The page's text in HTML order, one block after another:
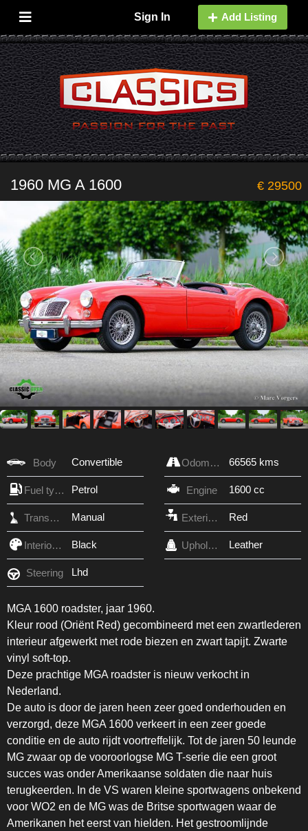
Sign In Add Listing
1960 MG A 1600 € 29500
Body Convertible Odometer 66565 kms
Fuel type Petrol Engine 1600 cc
Transmission Manual Exterior Color Red
Interior Color Black Upholstery Leather
Steering Lhd
MGA 1600 roadster, jaar 1960.
Kleur rood (Oriënt Red) gecombineerd met een zwartlederen
interieur afgewerkt met rode biezen en zwart tapijt. Zwarte
vinyl soft-top.
Deze prachtige MGA roadster is nieuw verkocht in
Nederland.
De auto is door de jaren heen zeer goed onderhouden en
verzorgd, deze MGA 1600 verkeert in een zeer goede
conditie en de auto rijdt voortreffelijk. Tot de jaren 50 leunde
MG zwaar op de vooroorlogse MG T-serie die een groot
succes was onder Amerikaanse soldaten die naar huis
terugkeerden. In de VS waren kleine sportwagens onbekend
voor WO2 en de MG was de Britse sportwagen waar de
Amerikanen het eerst van hielden. Het gestroomlijnde